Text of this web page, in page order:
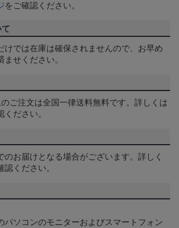
をご確認ください。
けでは在庫は確保されませんので、お早め
せください。
ご注文は全国一律送料無料です。詳しくは
ください。
のお届けとなる場合がございます。詳しく
認ください。
パソコンのモニターおよびスマートフォン